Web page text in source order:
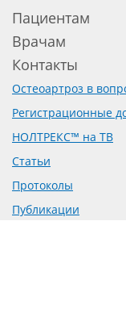
Пациентам
Врачам
Контакты
Остеоартроз в
Регистрационные
НОЛТРЕКС™ на ТВ
Статьи
Протоколы
Публикации